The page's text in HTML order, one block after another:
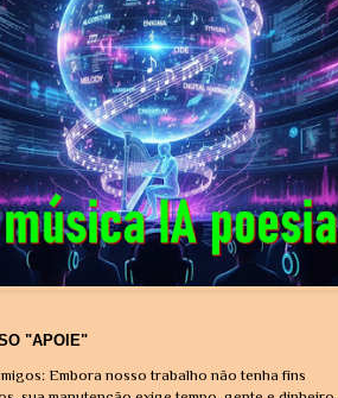
"APOIE"
Embora nosso trabalho não tenha fins